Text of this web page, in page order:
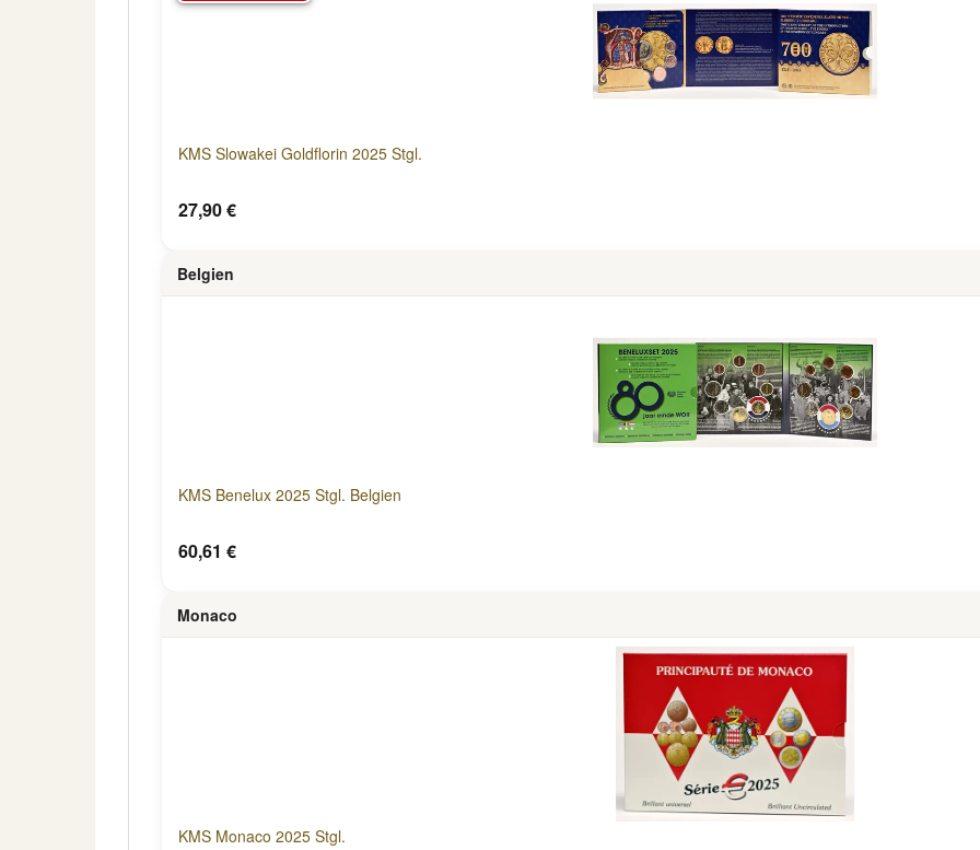
KMS Slowakei Goldflorin 2025 Stgl.
27,90 €
Belgien
KMS Benelux 2025 Stgl. Belgien
60,61 €
Monaco
KMS Monaco 2025 Stgl.